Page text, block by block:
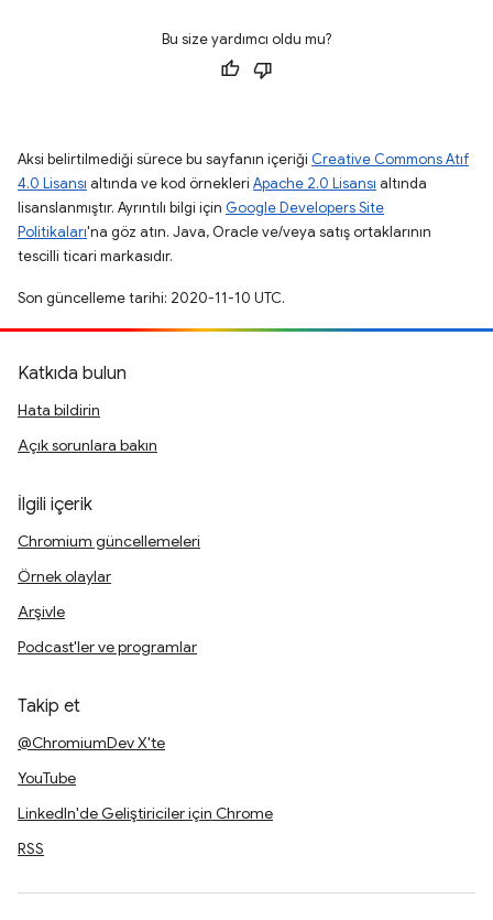
Bu size yardımcı oldu mu?
Aksi belirtilmediği sürece bu sayfanın içeriği Creative Commons Atıf
4.0 Lisansı altında ve kod örnekleri Apache 2.0 Lisansı altında
lisanslanmıştır. Ayrıntılı bilgi için Google Developers Site
Politikaları'na göz atın. Java, Oracle ve/veya satış ortaklarının
tescilli ticari markasıdır.
Son güncelleme tarihi: 2020-11-10 UTC.
Katkıda bulun
Hata bildirin
Açık sorunlara bakın
İlgili içerik
Chromium güncellemeleri
Örnek olaylar
Arşivle
Podcast'ler ve programlar
Takip et
@ChromiumDev X'te
YouTube
LinkedIn'de Geliştiriciler için Chrome
RSS